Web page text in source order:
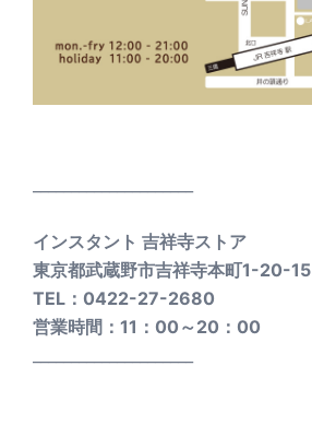
インスタント 吉祥寺ストア
東京都武蔵野市吉祥寺本町1-20-15
TEL：0422-27-2680
営業時間：11：00～20：00